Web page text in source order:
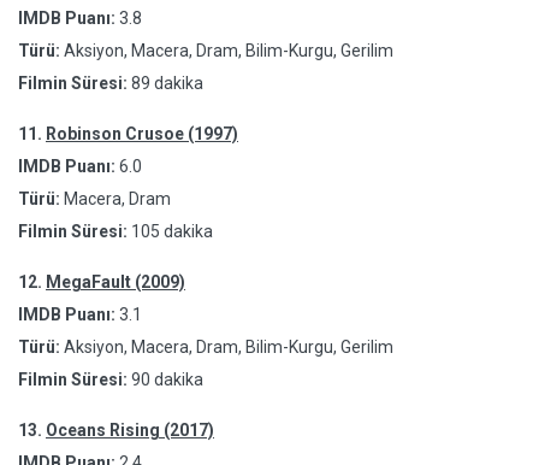
IMDB Puanı: 3.8
Türü: Aksiyon, Macera, Dram, Bilim-Kurgu, Gerilim
Filmin Süresi: 89 dakika
11. Robinson Crusoe (1997)
IMDB Puanı: 6.0
Türü: Macera, Dram
Filmin Süresi: 105 dakika
12. MegaFault (2009)
IMDB Puanı: 3.1
Türü: Aksiyon, Macera, Dram, Bilim-Kurgu, Gerilim
Filmin Süresi: 90 dakika
13. Oceans Rising (2017)